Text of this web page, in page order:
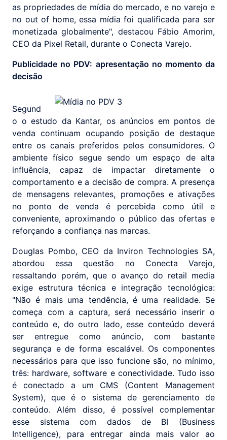
as propriedades de mídia do mercado, e no varejo e
no out of home, essa mídia foi qualificada para ser
monetizada globalmente", destacou Fábio Amorim,
CEO da Pixel Retail, durante o Conecta Varejo.
Publicidade no PDV: apresentação no momento da
decisão
Segund
o o estudo da Kantar, os anúncios em pontos de
venda continuam ocupando posição de destaque
entre os canais preferidos pelos consumidores. O
ambiente físico segue sendo um espaço de alta
influência, capaz de impactar diretamente o
comportamento e a decisão de compra. A presença
de mensagens relevantes, promoções e ativações
no ponto de venda é percebida como útil e
conveniente, aproximando o público das ofertas e
reforçando a confiança nas marcas.
Douglas Pombo, CEO da Inviron Technologies SA,
abordou essa questão no Conecta Varejo,
ressaltando porém, que o avanço do retail media
exige estrutura técnica e integração tecnológica:
"Não é mais uma tendência, é uma realidade. Se
começa com a captura, será necessário inserir o
conteúdo e, do outro lado, esse conteúdo deverá
ser entregue como anúncio, com bastante
segurança e de forma escalável. Os componentes
necessários para que isso funcione são, no mínimo,
três: hardware, software e conectividade. Tudo isso
é conectado a um CMS (Content Management
System), que é o sistema de gerenciamento de
conteúdo. Além disso, é possível complementar
esse sistema com dados de BI (Business
Intelligence), para entregar ainda mais valor ao